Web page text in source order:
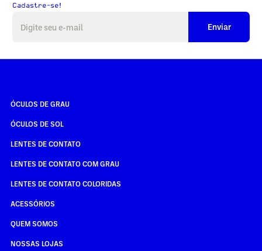
Cadastre-se!
Enviar
ÓCULOS DE GRAU
ÓCULOS DE SOL
LENTES DE CONTATO
LENTES DE CONTATO COM GRAU
LENTES DE CONTATO COLORIDAS
ACESSÓRIOS
QUEM SOMOS
NOSSAS LOJAS